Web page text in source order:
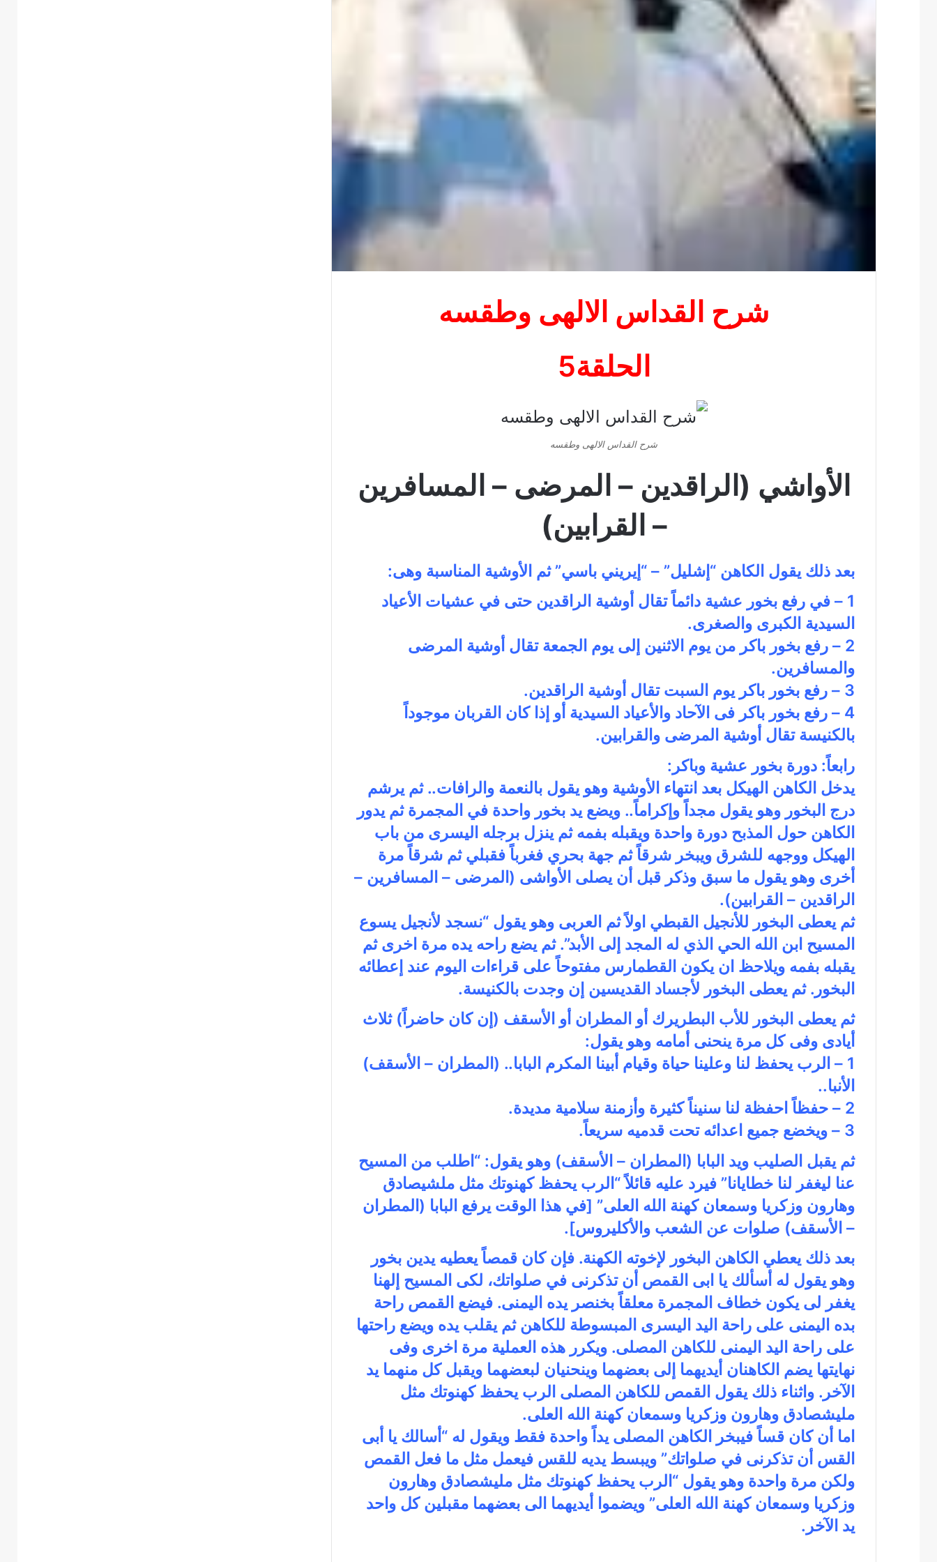
شرح القداس الالهى وطقسه
الحلقة5
شرح القداس الالهى وطقسه
الأواشي (الراقدين – المرضى – المسافرين
– القرابين)
بعد ذلك يقول الكاهن “إشليل” – “إيريني باسي” ثم الأوشية المناسبة وهى:
1 – في رفع بخور عشية دائماً تقال أوشية الراقدين حتى في عشيات الأعياد
السيدية الكبرى والصغرى.
2 – رفع بخور باكر من يوم الاثنين إلى يوم الجمعة تقال أوشية المرضى
والمسافرين.
3 – رفع بخور باكر يوم السبت تقال أوشية الراقدين.
4 – رفع بخور باكر فى الآحاد والأعياد السيدية أو إذا كان القربان موجوداً
بالكنيسة تقال أوشية المرضى والقرابين.
رابعاً: دورة بخور عشية وباكر:
يدخل الكاهن الهيكل بعد انتهاء الأوشية وهو يقول بالنعمة والرافات.. ثم يرشم
درج البخور وهو يقول مجداً وإكراماً.. ويضع يد بخور واحدة في المجمرة ثم يدور
الكاهن حول المذبح دورة واحدة ويقبله بفمه ثم ينزل برجله اليسرى من باب
الهيكل ووجهه للشرق ويبخر شرقاً ثم جهة بحري فغرباً فقبلي ثم شرقاً مرة
أخرى وهو يقول ما سبق وذكر قبل أن يصلى الأواشى (المرضى – المسافرين –
الراقدين – القرابين).
ثم يعطى البخور للأنجيل القبطي اولاً ثم العربى وهو يقول “نسجد لأنجيل يسوع
المسيح ابن الله الحي الذي له المجد إلى الأبد”. ثم يضع راحه يده مرة اخرى ثم
يقبله بفمه ويلاحظ ان يكون القطمارس مفتوحاً على قراءات اليوم عند إعطائه
البخور. ثم يعطى البخور لأجساد القديسين إن وجدت بالكنيسة.
ثم يعطى البخور للأب البطريرك أو المطران أو الأسقف (إن كان حاضراً) ثلاث
أيادى وفى كل مرة ينحنى أمامه وهو يقول:
1 – الرب يحفظ لنا وعلينا حياة وقيام أبينا المكرم البابا.. (المطران – الأسقف)
الأنبا..
2 – حفظاً احفظة لنا سنيناً كثيرة وأزمنة سلامية مديدة.
3 – ويخضع جميع اعدائه تحت قدميه سريعاً.
ثم يقبل الصليب ويد البابا (المطران – الأسقف) وهو يقول: “اطلب من المسيح
عنا ليغفر لنا خطايانا” فيرد عليه قائلاً “الرب يحفظ كهنوتك مثل ملشيصادق
وهارون وزكريا وسمعان كهنة الله العلى” [في هذا الوقت يرفع البابا (المطران
– الأسقف) صلوات عن الشعب والأكليروس].
بعد ذلك يعطي الكاهن البخور لإخوته الكهنة. فإن كان قمصاً يعطيه يدين بخور
وهو يقول له أسألك يا ابى القمص أن تذكرنى في صلواتك، لكى المسيح إلهنا
يغفر لى يكون خطاف المجمرة معلقاً بخنصر يده اليمنى. فيضع القمص راحة
بده اليمنى على راحة اليد اليسرى المبسوطة للكاهن ثم يقلب يده ويضع راحتها
على راحة اليد اليمنى للكاهن المصلى. ويكرر هذه العملية مرة اخرى وفى
نهايتها يضم الكاهنان أيديهما إلى بعضهما وينحنيان لبعضهما ويقبل كل منهما يد
الآخر. واثناء ذلك يقول القمص للكاهن المصلى الرب يحفظ كهنوتك مثل
مليشصادق وهارون وزكريا وسمعان كهنة الله العلى.
اما أن كان قساً فيبخر الكاهن المصلى يداً واحدة فقط ويقول له “أسالك يا أبى
القس أن تذكرنى في صلواتك” ويبسط يديه للقس فيعمل مثل ما فعل القمص
ولكن مرة واحدة وهو يقول “الرب يحفظ كهنوتك مثل مليشصادق وهارون
وزكريا وسمعان كهنة الله العلى” ويضموا أيديهما الى بعضهما مقبلين كل واحد
يد الآخر.